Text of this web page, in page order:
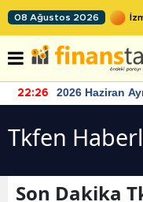
08 Ağustos 2026
22:26 2026 Haziran
Tkfen
Son Dakika